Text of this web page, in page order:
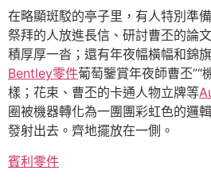
在略顯斑駁的亭子里，有人特別準
祭拜的人放進長信、研討曹丕的論
積厚厚一沓；還有年夜幅橫幅和錦
Bentley零件葡萄鑒賞年夜師曹丕”“
樣；花束、曹丕的卡通人物立牌等
圈被機器轉化為一團團彩虹色的邏
發射出去。齊地擺放在一側。
賓利零件